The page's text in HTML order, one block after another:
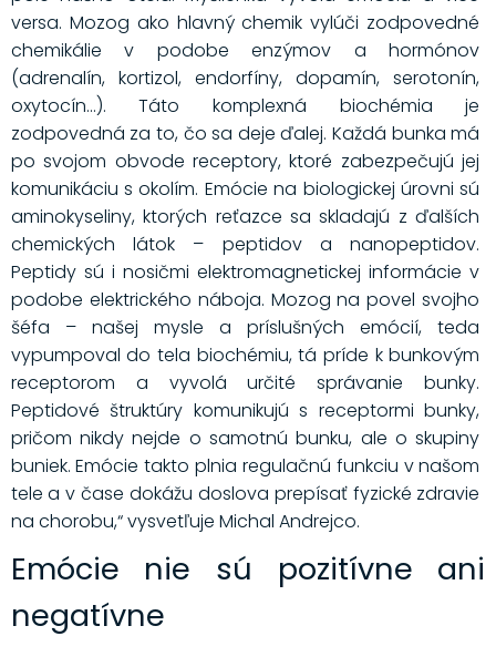
versa. Mozog ako hlavný chemik vylúči zodpovedné
chemikálie v podobe enzýmov a hormónov
(adrenalín, kortizol, endorfíny, dopamín, serotonín,
oxytocín...). Táto komplexná biochémia je
zodpovedná za to, čo sa deje ďalej. Každá bunka má
po svojom obvode receptory, ktoré zabezpečujú jej
komunikáciu s okolím. Emócie na biologickej úrovni sú
aminokyseliny, ktorých reťazce sa skladajú z ďalších
chemických látok – peptidov a nanopeptidov.
Peptidy sú i nosičmi elektromagnetickej informácie v
podobe elektrického náboja. Mozog na povel svojho
šéfa – našej mysle a príslušných emócií, teda
vypumpoval do tela biochémiu, tá príde k bunkovým
receptorom a vyvolá určité správanie bunky.
Peptidové štruktúry komunikujú s receptormi bunky,
pričom nikdy nejde o samotnú bunku, ale o skupiny
buniek. Emócie takto plnia regulačnú funkciu v našom
tele a v čase dokážu doslova prepísať fyzické zdravie
na chorobu,“ vysvetľuje Michal Andrejco.
Emócie nie sú pozitívne ani
negatívne